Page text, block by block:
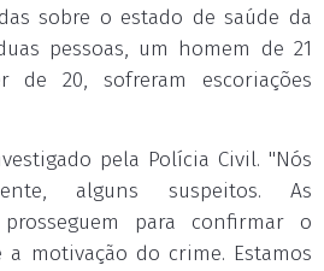
sobre o estado de saúde da
pessoas, um homem de 21
20, sofreram escoriações
pela Polícia Civil. "Nós
alguns suspeitos. As
prosseguem para confirmar o
motivação do crime. Estamos